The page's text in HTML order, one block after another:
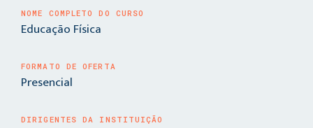
NOME COMPLETO DO CURSO
Educação Física
FORMATO DE OFERTA
Presencial
DIRIGENTES DA INSTITUIÇÃO